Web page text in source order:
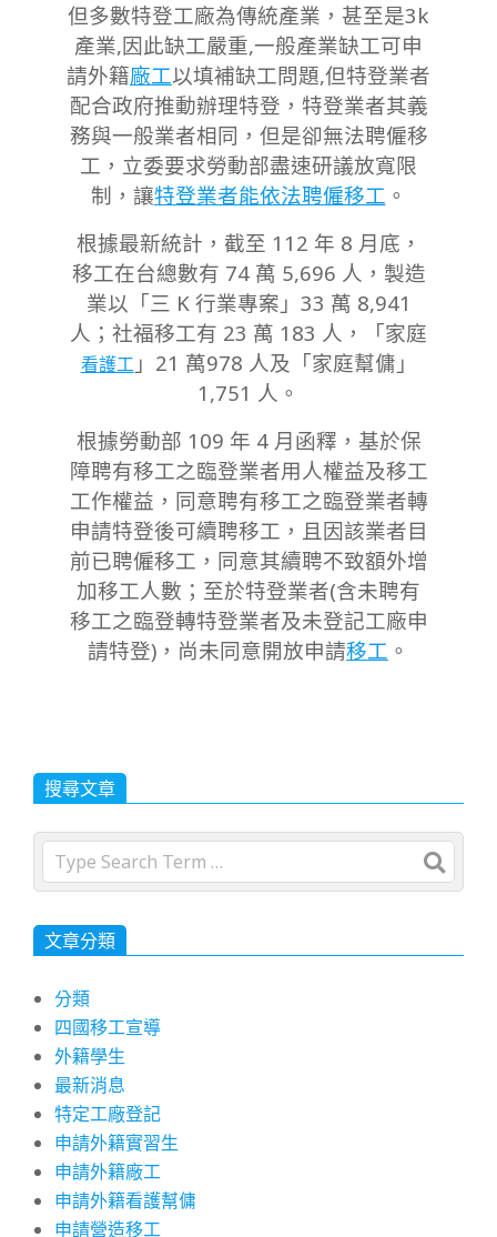
但多數特登工廠為傳統產業，甚至是3k
產業,因此缺工嚴重,一般產業缺工可申
請外籍廠工以填補缺工問題,但特登業者
配合政府推動辦理特登， 特登業者其義
務與一般業者相同，但是卻無法聘僱移
工，立委要求勞動部盡速研議放寬限
制，讓特登業者能依法聘僱移工 。
根據最新統計，截至 112 年 8 月底，
移工在台總數有 74 萬 5,696 人，製造
業以「三 K 行業專案」33 萬 8,941
人；社福移工有 23 萬 183 人，「家庭
看護工」21 萬978 人及「家庭幫傭」
1,751 人。
根據勞動部 109 年 4 月函釋，基於保
障聘有移工之臨登業者用人權益及移工
工作權益，同意聘有移工之臨登業者轉
申請特登後可續聘移工，且因該業者目
前已聘僱移工，同意其續聘不致額外增
加移工人數；至於特登業者(含未聘有
移工之臨登轉特登業者及未登記工廠申
請特登)，尚未同意開放申請移工 。
搜尋文章
Search
文章分類
分類
四國移工宣導
外籍學生
最新消息
特定工廠登記
申請外籍實習生
申請外籍廠工
申請外籍看護幫傭
申請營造移工